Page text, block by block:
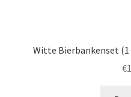
Witte Bierbankenset
€